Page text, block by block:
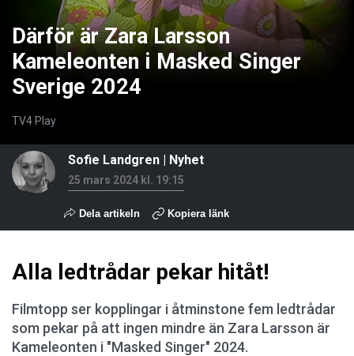
Därför är Zara Larsson
Kameleonten i Masked Singer
Sverige 2024
TV4 Play
Sofie Landgren Nyhet
25 mars 2024 kl. 19:15
Dela artikeln Kopiera länk
Alla ledtrådar pekar hitåt!
Filmtopp ser kopplingar i åtminstone fem ledtrådar
som pekar på att ingen mindre än Zara Larsson är
Kameleonten i "Masked Singer" 2024.